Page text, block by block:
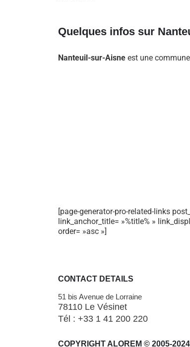
Quelques infos sur
Nanteuil-sur-Aisne est une
[page-generator-pro-related-links
link_anchor_title= »%title% »
order= »asc »]
CONTACT DETAILS
51 bis Avenue de Lorraine
78110 Le Vésinet
Tél : +33 1 41 200 220
COPYRIGHT ALOREM © 2005-2024